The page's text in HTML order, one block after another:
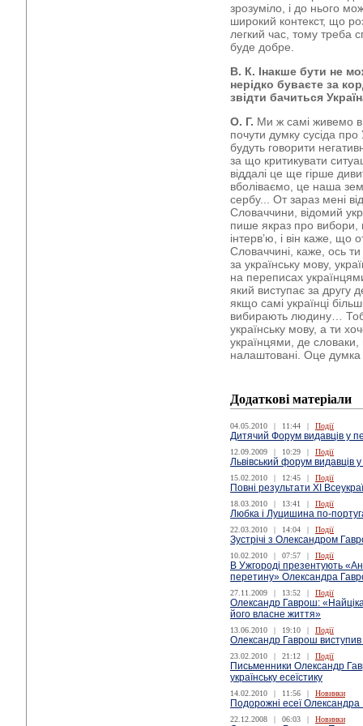
зрозуміло, і до нього
широкий контекст, що
легкий час, тому треба
буде добре.
В. К. Інакше бути не
нерідко буваєте за
звідти бачиться
О. Г. Ми ж самі живемо в
почути думку сусіда
будуть говорити
за що критикувати
віддалі це ще гірше
вболіваємо, це наша
сербу... От зараз мені
Словаччини, відомий
пише якраз про
інтерв’ю, і він каже, що
Словаччині, каже, ось
за українську мову,
на переписах
який виступає за другу
якщо самі українці
вибирають людину…
українську мову, а ти
українцями, де словаки,
налаштовані. Оце думка
Додаткові матеріали
04.05.2010 | 11:44 | Події
Дитячий Форум видавців у
12.09.2009 | 10:29 | Події
Львівський форум видавців
15.02.2010 | 12:45 | Події
Повні результати XІ
18.03.2010 | 13:41 | Події
Любка і Луцишина по-
22.03.2010 | 14:04 | Події
Зустрічі з Олександром
10.02.2010 | 07:57 | Події
В Ужгороді презентують
перетину» Олександра
27.11.2009 | 13:52 | Події
Олександр Гаврош:
його власне життя»
13.06.2010 | 19:10 | Події
Олександр Гаврош виступив
23.02.2010 | 21:12 | Події
Письменники Олександр
українську есеїстику
14.02.2010 | 11:56 | Новинки
Подорожні есеї
22.12.2008 | 06:03 | Новинки